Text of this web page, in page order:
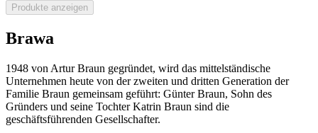
Produkte anzeigen
Brawa
1948 von Artur Braun gegründet, wird das mittelständische
Unternehmen heute von der zweiten und dritten Generation der
Familie Braun gemeinsam geführt: Günter Braun, Sohn des
Gründers und seine Tochter Katrin Braun sind die
geschäftsführenden Gesellschafter.